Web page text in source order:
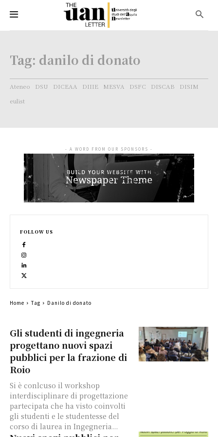
Tag: danilo di donato
Ateneo DSU DICEAA DIIIE MESVA DSFC DISCAB
DISIM
eulist
Gli studenti di ingegneria
progettano nuovi spazi
pubblici per la frazione di
Roio
Si è conlcuso il workshop
interdisciplinare di progettazione
partecipata che ha visto coinvolti
gli studenti e le studentesse del
corso di laurea in Ingegneria...
- A WORD FROM OUR SPONSORS -
FOLLOW US
Home Tag Danilo di donato